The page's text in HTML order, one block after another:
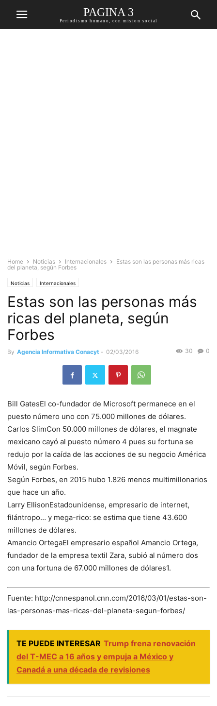
PAGINA 3
Periodismo humano, con mision social
Home Noticias Internacionales
Estas son las personas más ricas
del planeta, según Forbes
Noticias Internacionales
Estas son las personas más
ricas del planeta, según
Forbes
By Agencia Informativa Conacyt - 02/03/2016 0
30
Bill GatesEl co-fundador de Microsoft permanece en el
puesto número uno con 75.000 millones de dólares.
Carlos SlimCon 50.000 millones de dólares, el magnate
mexicano cayó al puesto número 4 pues su fortuna se
redujo por la caída de las acciones de su negocio América
Móvil, según Forbes.
Según Forbes, en 2015 hubo 1.826 menos multimillonarios
que hace un año.
Larry EllisonEstadounidense, empresario de internet,
filántropo… y mega-rico: se estima que tiene 43.600
millones de dólares.
Amancio OrtegaEl empresario español Amancio Ortega,
fundador de la empresa textil Zara, subió al número dos
con una fortuna de 67.000 millones de dólares1.
Fuente: http://cnnespanol.cnn.com/2016/03/01/estas-son-
las-personas-mas-ricas-del-planeta-segun-forbes/
TE PUEDE INTERESAR Trump frena renovación
del T-MEC a 16 años y empuja a México y
Canadá a una década de revisiones